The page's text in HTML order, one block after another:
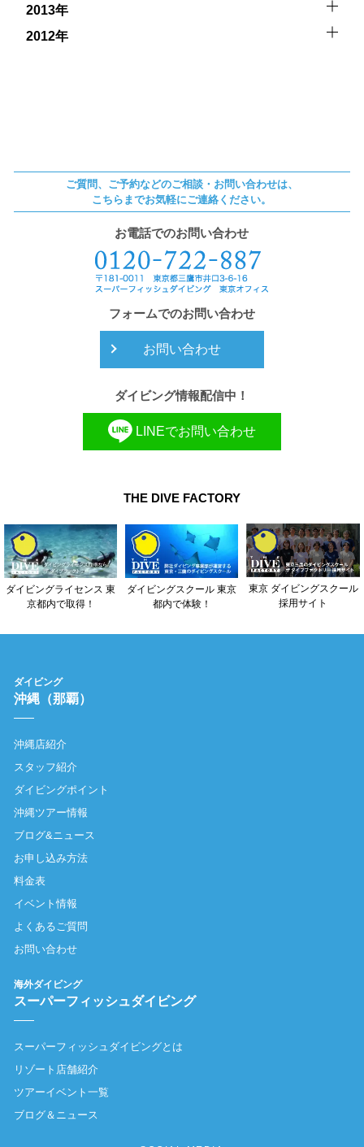
2013年
2012年
ご質問、ご予約などのご相談・お問い合わせは、
こちらまでお気軽にご連絡ください。
お電話でのお問い合わせ
フォームでのお問い合わせ
お問い合わせ
ダイビング情報配信中！
LINEでお問い合わせ
THE DIVE FACTORY
ダイビングライセンス 東
京都内で取得！
ダイビングスクール 東京
都内で体験！
東京 ダイビングスクール
採用サイト
ダイビング
沖縄（那覇）
沖縄店紹介
スタッフ紹介
ダイビングポイント
沖縄ツアー情報
ブログ&ニュース
お申し込み方法
料金表
イベント情報
よくあるご質問
お問い合わせ
海外ダイビング
スーパーフィッシュダイビング
スーパーフィッシュダイビングとは
リゾート店舗紹介
ツアーイベント一覧
ブログ＆ニュース